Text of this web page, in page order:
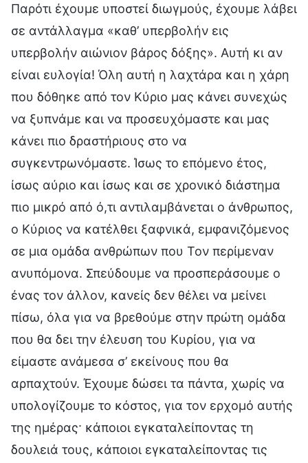
Παρότι έχουμε υποστεί διωγμούς, έχουμε λάβει
σε αντάλλαγμα «καθ’ υπερβολήν εις
υπερβολήν αιώνιον βάρος δόξης». Αυτή κι αν
είναι ευλογία! Όλη αυτή η λαχτάρα και η χάρη
που δόθηκε από τον Κύριο μας κάνει συνεχώς
να ξυπνάμε και να προσευχόμαστε και μας
κάνει πιο δραστήριους στο να
συγκεντρωνόμαστε. Ίσως το επόμενο έτος,
ίσως αύριο και ίσως και σε χρονικό διάστημα
πιο μικρό από ό,τι αντιλαμβάνεται ο άνθρωπος,
ο Κύριος να κατέλθει ξαφνικά, εμφανιζόμενος
σε μια ομάδα ανθρώπων που Τον περίμεναν
ανυπόμονα. Σπεύδουμε να προσπεράσουμε ο
ένας τον άλλον, κανείς δεν θέλει να μείνει
πίσω, όλα για να βρεθούμε στην πρώτη ομάδα
που θα δει την έλευση του Κυρίου, για να
είμαστε ανάμεσα σ’ εκείνους που θα
αρπαχτούν. Έχουμε δώσει τα πάντα, χωρίς να
υπολογίζουμε το κόστος, για τον ερχομό αυτής
της ημέρας· κάποιοι εγκαταλείποντας τη
δουλειά τους, κάποιοι εγκαταλείποντας τις